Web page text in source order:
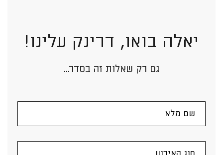
יאלה בואו, דרינק עלינו!
גם רק שאלות זה בסדר...